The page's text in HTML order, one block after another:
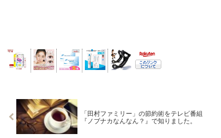
「田村ファミリー」の節約術をテレビ番組
『ノブナカなんなん？』で知りました。